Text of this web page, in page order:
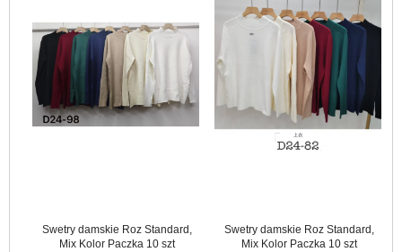
Swetry damskie Roz Standard,
Mix Kolor Paczka 10 szt
Swetry damskie Roz Standard,
Mix Kolor Paczka 10 szt